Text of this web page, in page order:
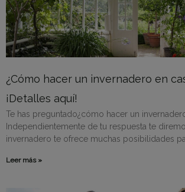
¿Cómo hacer un invernadero en
¡Detalles aquí!
Te has preguntado¿cómo hacer un
Independientemente de tu respuesta te
invernadero te ofrece muchas posibilidades
Leer más »